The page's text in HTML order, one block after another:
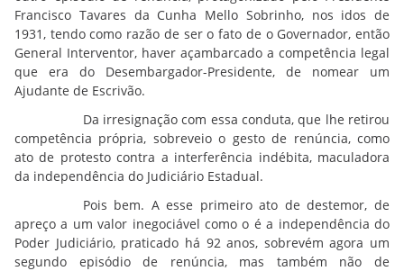
Francisco Tavares da Cunha Mello Sobrinho, nos idos de
1931, tendo como razão de ser o fato de o Governador, então
General Interventor, haver açambarcado a competência legal
que era do Desembargador-Presidente, de nomear um
Ajudante de Escrivão.
Da irresignação com essa conduta, que lhe retirou
competência própria, sobreveio o gesto de renúncia, como
ato de protesto contra a interferência indébita, maculadora
da independência do Judiciário Estadual.
Pois bem. A esse primeiro ato de destemor, de
apreço a um valor inegociável como o é a independência do
Poder Judiciário, praticado há 92 anos, sobrevém agora um
segundo episódio de renúncia, mas também não de